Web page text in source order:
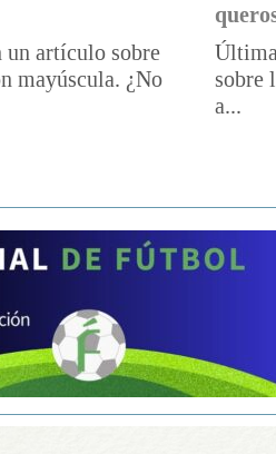
un artículo sobre
mayúscula. ¿No
sobre
a...